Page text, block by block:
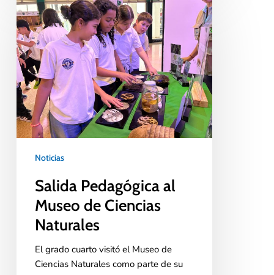
Noticias
Salida Pedagógica al
Museo de Ciencias
Naturales
El grado cuarto visitó el Museo de
Ciencias Naturales como parte de su